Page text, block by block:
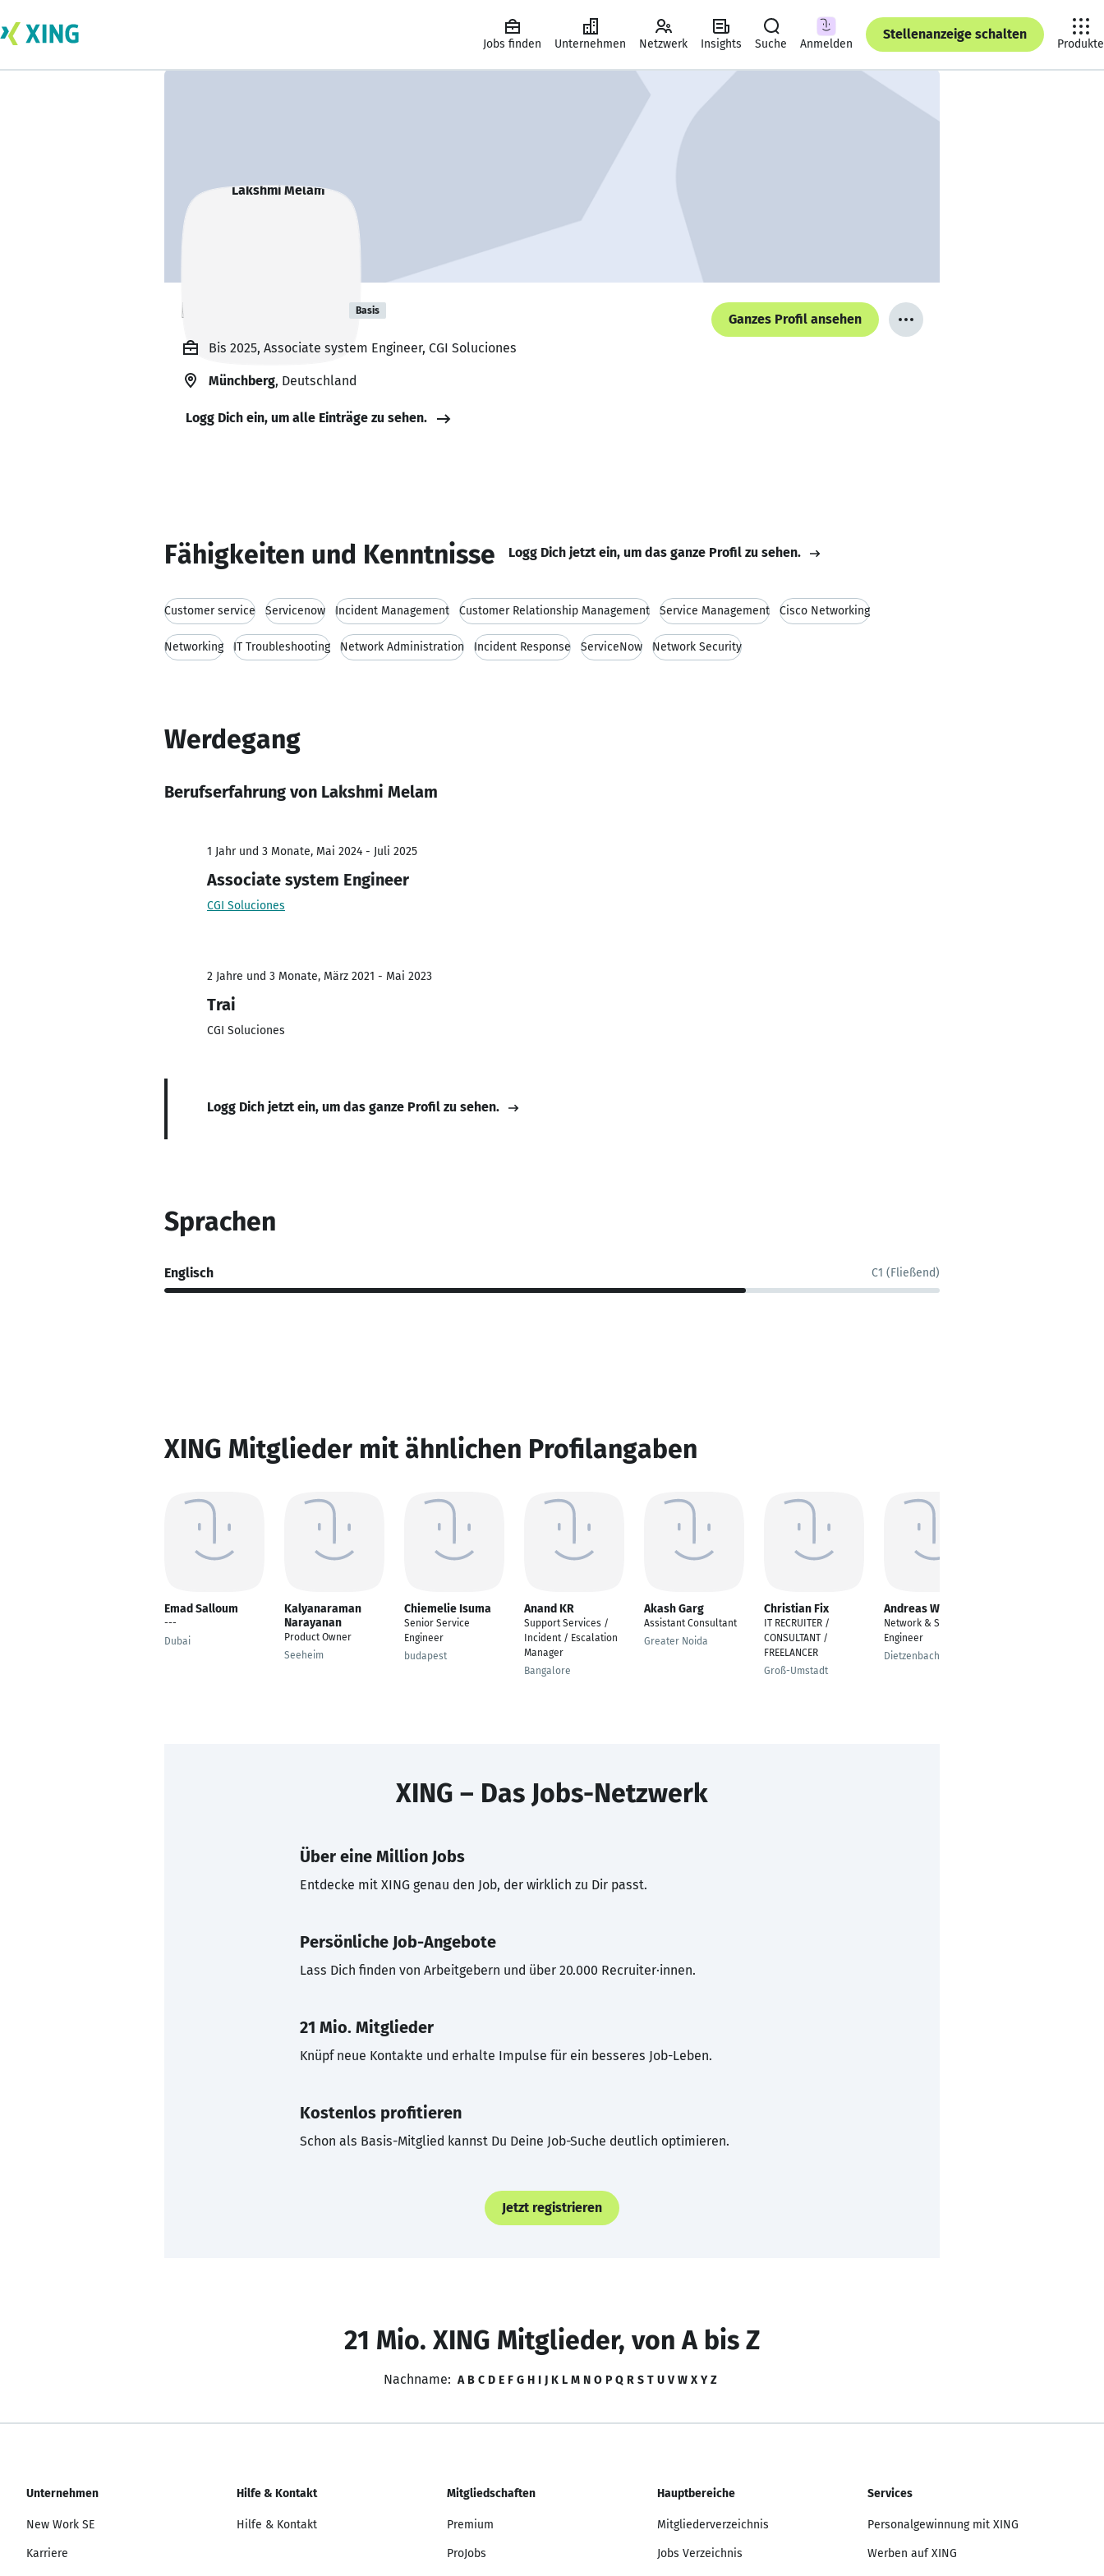
Jobs finden Unternehmen Netzwerk Insights Suche Anmelden
Stellenanzeige schalten
Produkte
Lakshmi Melam Basis
Ganzes Profil ansehen
Bis 2025, Associate system Engineer, CGI Soluciones
Münchberg, Deutschland
Logg Dich ein, um alle Einträge zu sehen.
Fähigkeiten und Kenntnisse Logg Dich jetzt ein, um das ganze Profil zu sehen.
Customer service Servicenow Incident Management Customer Relationship Management Service Management Cisco Networking
Networking IT Troubleshooting Network Administration Incident Response ServiceNow Network Security
Werdegang
Berufserfahrung von Lakshmi Melam
1 Jahr und 3 Monate, Mai 2024 - Juli 2025
Associate system Engineer
CGI Soluciones
2 Jahre und 3 Monate, März 2021 - Mai 2023
Trai
CGI Soluciones
Logg Dich jetzt ein, um das ganze Profil zu sehen.
Sprachen
Englisch C1 (Fließend)
XING Mitglieder mit ähnlichen Profilangaben
Emad Salloum
---
Dubai
Kalyanaraman
Narayanan
Product Owner
Seeheim
Chiemelie Isuma
Senior Service
Engineer
budapest
Anand KR
Support Services /
Incident / Escalation
Manager
Bangalore
Akash Garg
Assistant Consultant
Greater Noida
Christian Fix
IT RECRUITER /
CONSULTANT /
FREELANCER
Groß-Umstadt
Andreas Wiegand
Network & Security
Engineer
Dietzenbach
XING – Das Jobs-Netzwerk
Über eine Million Jobs
Entdecke mit XING genau den Job, der wirklich zu Dir passt.
Persönliche Job-Angebote
Lass Dich finden von Arbeitgebern und über 20.000 Recruiter·innen.
21 Mio. Mitglieder
Knüpf neue Kontakte und erhalte Impulse für ein besseres Job-Leben.
Kostenlos profitieren
Schon als Basis-Mitglied kannst Du Deine Job-Suche deutlich optimieren.
Jetzt registrieren
21 Mio. XING Mitglieder, von A bis Z
Nachname: A B C D E F G H I J K L M N O P Q R S T U V W X Y Z
Unternehmen
New Work SE
Karriere
Hilfe & Kontakt
Hilfe & Kontakt
Mitgliedschaften
Premium
ProJobs
Hauptbereiche
Mitgliederverzeichnis
Jobs Verzeichnis
Services
Personalgewinnung mit XING
Werben auf XING